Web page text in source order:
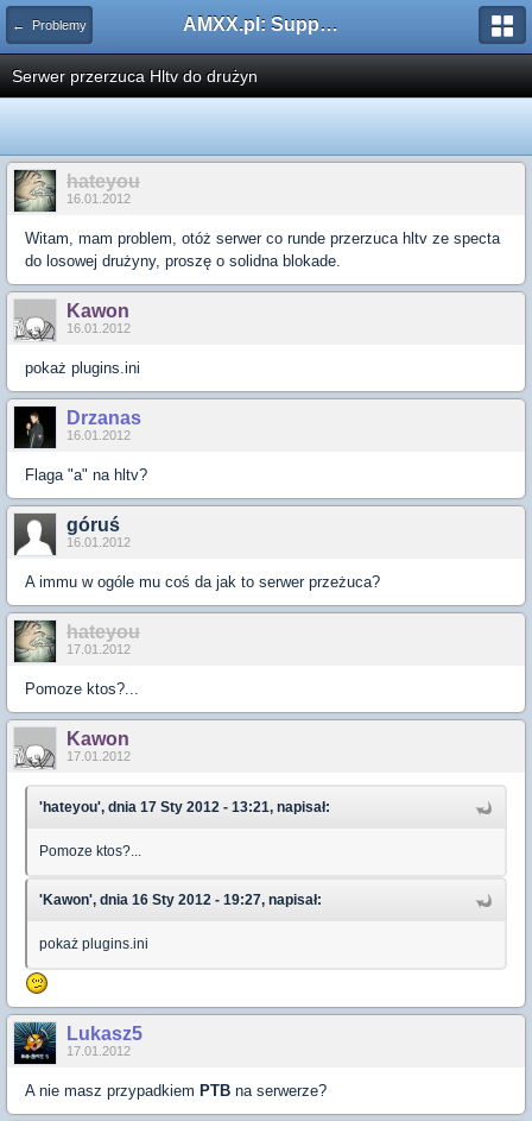
← Problemy AMXX.pl: Support AMX Mod X i SourceMod
Serwer przerzuca Hltv do drużyn
hateyou
16.01.2012
Witam, mam problem, otóż serwer co runde przerzuca hltv ze specta
do losowej drużyny, proszę o solidna blokade.
Kawon
16.01.2012
pokaż plugins.ini
Drzanas
16.01.2012
Flaga "a" na hltv?
góruś
16.01.2012
A immu w ogóle mu coś da jak to serwer przeżuca?
hateyou
17.01.2012
Pomoze ktos?...
Kawon
17.01.2012
'hateyou', dnia 17 Sty 2012 - 13:21, napisał:
Pomoze ktos?...
'Kawon', dnia 16 Sty 2012 - 19:27, napisał:
pokaż plugins.ini
Lukasz5
17.01.2012
A nie masz przypadkiem PTB na serwerze?